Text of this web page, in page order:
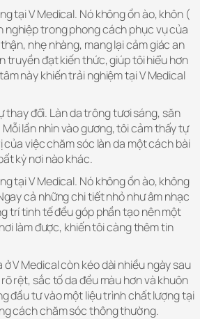
tại V Medical. Nó không ồn ào, khôn (
nghiệp trong phong cách phục vụ của
nhẹ nhàng, mang lại cảm giác an
truyền đạt kiến thức, giúp tôi hiểu hơn
này khiến trải nghiệm tại V Medical
thay đổi. Làn da trông tươi sáng, săn
lần nhìn vào gương, tôi cảm thấy tự
việc chăm sóc làn da một cách bài
kỳ nơi nào khác.
tại V Medical. Nó không ồn ào, không
cả những chi tiết nhỏ như âm nhạc
trí tinh tế đều góp phần tạo nên một
làm được, khiến tôi càng thêm tin
V Medical còn kéo dài nhiều ngày sau
rệt, sắc tố da đều màu hơn và khuôn
đầu tư vào một liệu trình chất lượng tại
cách chăm sóc thông thường.